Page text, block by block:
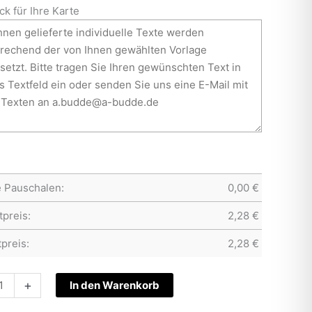
für Ihre Karte
Pauschalen: 0,00 €
2,28 €
2,28 €
+ In den Warenkorb